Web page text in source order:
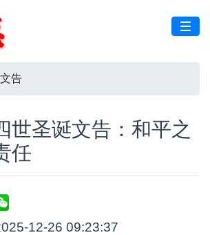
文告
世圣诞文告：和平之
任
12-26 09:23:37